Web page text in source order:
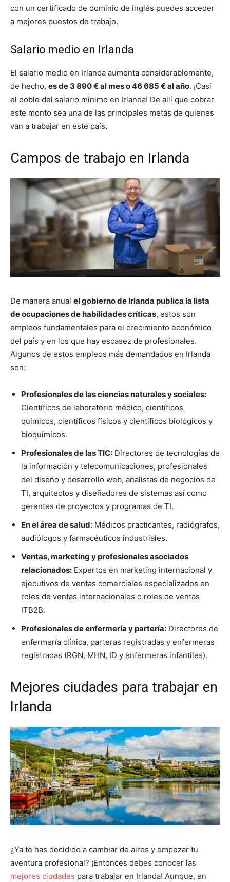
con un certificado de dominio de inglés puedes acceder
a mejores puestos de trabajo.
Salario medio en Irlanda
El salario medio en Irlanda aumenta considerablemente,
de hecho, es de 3 890 € al mes o 46 685 € al año. ¡Casi
el doble del salario mínimo en Irlanda! De allí que cobrar
este monto sea una de las principales metas de quienes
van a trabajar en este país.
Campos de trabajo en Irlanda
De manera anual el gobierno de Irlanda publica la lista
de ocupaciones de habilidades críticas, estos son
empleos fundamentales para el crecimiento económico
del país y en los que hay escasez de profesionales.
Algunos de estos empleos más demandados en Irlanda
son:
Profesionales de las ciencias naturales y sociales:
Científicos de laboratorio médico, científicos
químicos, científicos físicos y científicos biológicos y
bioquímicos.
Profesionales de las TIC: Directores de tecnologías de
la información y telecomunicaciones, profesionales
del diseño y desarrollo web, analistas de negocios de
TI, arquitectos y diseñadores de sistemas así como
gerentes de proyectos y programas de TI.
En el área de salud: Médicos practicantes, radiógrafos,
audiólogos y farmacéuticos industriales.
Ventas, marketing y profesionales asociados
relacionados: Expertos en marketing internacional y
ejecutivos de ventas comerciales especializados en
roles de ventas internacionales o roles de ventas
ITB2B.
Profesionales de enfermería y partería: Directores de
enfermería clínica, parteras registradas y enfermeras
registradas (RGN, MHN, ID y enfermeras infantiles).
Mejores ciudades para trabajar en
Irlanda
¿Ya te has decidido a cambiar de aires y empezar tu
aventura profesional? ¡Entonces debes conocer las
mejores ciudades para trabajar en Irlanda! Aunque, en